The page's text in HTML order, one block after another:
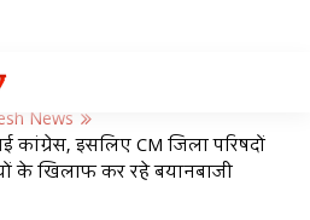
News
कांग्रेस, इसलिए CM जिला परिषदों
के खिलाफ कर रहे बयानबाजी